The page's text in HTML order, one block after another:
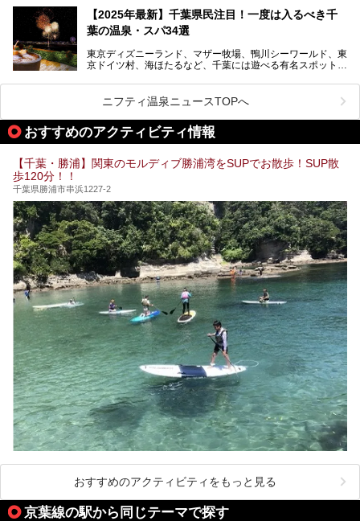
設備も天然温泉の露天風呂、サウナ、岩盤浴のほか、高濃度
炭酸泉、海の見えるお休み処や食事処、展望抜群の屋上ま
で、年代を問わずたっぷり楽しめます。
今回は人気のこの施設の中でも、特におススメしたい3つの
ポイントについて厳選してお届けします。読めばきっと、行
【2025年最新】千葉県民注目！一度は入るべき千
葉の温泉・スパ34選
東京ディズニーランド、マザー牧場、鴨川シーワールド、東
京ドイツ村、海ほたるなど、千葉には遊べる有名スポットが
県で生まれ、千葉県で育ち、つい最近まで千葉在住だった私
がお勧めする、一度は入るべき千葉の温泉・スパ34選をま
とめました。
ニフティ温泉ニュースTOPへ
おすすめのアクティビティ情報
【千葉・勝浦】関東のモルディブ勝浦湾をSUPでお散歩！SUP散
歩120分！！
千葉県勝浦市串浜1227-2
おすすめのアクティビティをもっと見る
京葉線の駅から同じテーマで探す